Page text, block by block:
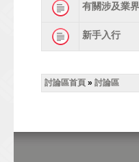
有關涉及業
新手入行
討論區首頁 » 討論區